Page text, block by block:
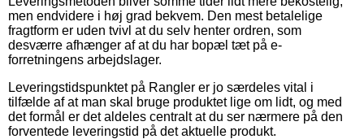
men endvidere i høj grad bekvem. Den mest betalelige
fragtform er uden tvivl at du selv henter ordren, som
desværre afhænger af at du har bopæl tæt på e-
forretningens arbejdslager.
Leveringstidspunktet på Rangler er jo særdeles vital i
tilfælde af at man skal bruge produktet lige om lidt, og med
det formål er det aldeles centralt at du ser nærmere på den
forventede leveringstid på det aktuelle produkt.